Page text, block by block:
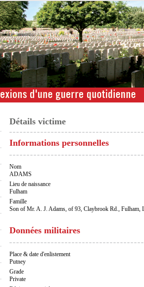
Détails victime
Informations personnelles
Nom
ADAMS
Lieu de naissance
Fulham
Famille
Son of Mr. A. J. Adams, of 93, Claybrook Rd., Fulham,
Données militaires
Place & date d'enlistement
Putney
Grade
Private